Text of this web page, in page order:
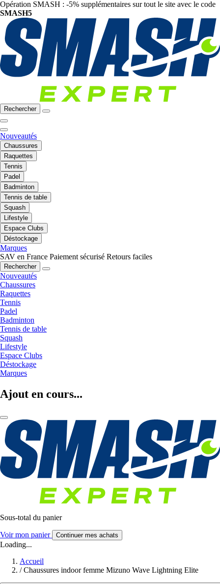
Opération SMASH : -5% supplémentaires sur tout le site avec le code
SMASH5
Rechercher
Nouveautés
Chaussures
Raquettes
Tennis
Padel
Badminton
Tennis de table
Squash
Lifestyle
Espace Clubs
Déstockage
Marques
SAV en France Paiement sécurisé Retours faciles
Rechercher
Nouveautés
Chaussures
Raquettes
Tennis
Padel
Badminton
Tennis de table
Squash
Lifestyle
Espace Clubs
Déstockage
Marques
Ajout en cours...
Sous-total du panier
Voir mon panier Continuer mes achats
Loading...
Accueil
/ Chaussures indoor femme Mizuno Wave Lightning Elite